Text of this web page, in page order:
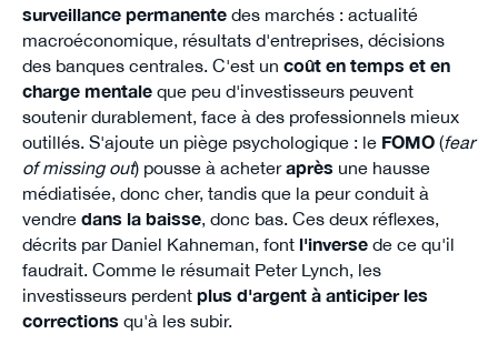
surveillance permanentedes marchés : actualité
macroéconomique, résultats d'entreprises, décisions
des banques centrales. C'est un coût en temps et en
charge mentaleque peu d'investisseurs peuvent
soutenir durablement, face à des professionnels mieux
outillés. S'ajoute un piège psychologique : le FOMO(fear
of missing out) pousse à acheteraprès une hausse
médiatisée, donc cher, tandis que la peur conduit à
vendre dans la baisse, donc bas. Ces deux réflexes,
décrits par Daniel Kahneman, font l'inversede ce qu'il
faudrait. Comme le résumait Peter Lynch, les
investisseurs perdent plus d'argent à anticiper les
corrections qu'à les subir.